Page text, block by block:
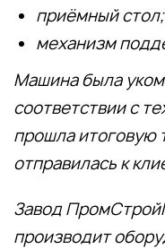
приёмный стол;
механизм
Машина была
соответствии с
прошла итоговую
отправилась к
Завод
производит